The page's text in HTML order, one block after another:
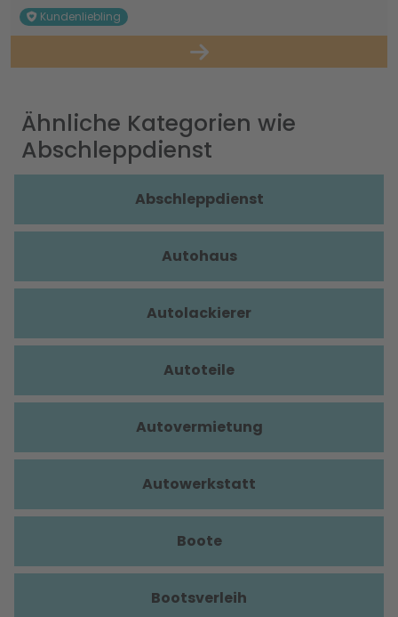
Kundenliebling
Ähnliche Kategorien wie
Abschleppdienst
Abschleppdienst
Autohaus
Autolackierer
Autoteile
Autovermietung
Autowerkstatt
Boote
Bootsverleih